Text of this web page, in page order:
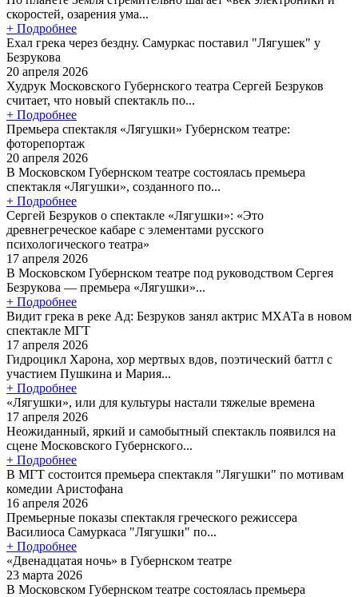
скоростей, озарения ума...
+ Подробнее
Ехал грека через бездну. Самуркас поставил "Лягушек" у
Безрукова
20 апреля 2026
Худрук Московского Губернского театра Сергей Безруков
считает, что новый спектакль по...
+ Подробнее
Премьера спектакля «Лягушки» Губернском театре:
фоторепортаж
20 апреля 2026
В Московском Губернском театре состоялась премьера
спектакля «Лягушки», созданного по...
+ Подробнее
Сергей Безруков о спектакле «Лягушки»: «Это
древнегреческое кабаре с элементами русского
психологического театра»
17 апреля 2026
В Московском Губернском театре под руководством Сергея
Безрукова — премьера «Лягушки»...
+ Подробнее
Видит грека в реке Ад: Безруков занял актрис МХАТа в новом
спектакле МГТ
17 апреля 2026
Гидроцикл Харона, хор мертвых вдов, поэтический баттл с
участием Пушкина и Мария...
+ Подробнее
«Лягушки», или для культуры настали тяжелые времена
17 апреля 2026
Неожиданный, яркий и самобытный спектакль появился на
сцене Московского Губернского...
+ Подробнее
В МГТ состоится премьера спектакля "Лягушки" по мотивам
комедии Аристофана
16 апреля 2026
Премьерные показы спектакля греческого режиссера
Василиоса Самуркаса "Лягушки" по...
+ Подробнее
«Двенадцатая ночь» в Губернском театре
23 марта 2026
В Московском Губернском театре состоялась премьера